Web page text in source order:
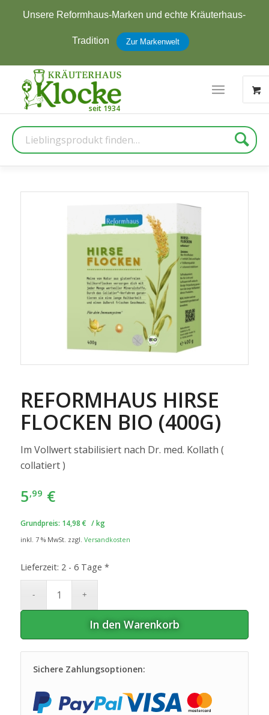
Unsere Reformhaus-Marken und echte Kräuterhaus-
Tradition Zur Markenwelt
Suche
REFORMHAUS HIRSE
FLOCKEN BIO (400G)
Im Vollwert stabilisiert nach Dr. med. Kollath (
collatiert )
5,99 €
Grundpreis: 14,98 € /kg
inkl. 7 % MwSt. zzgl. Versandkosten
Lieferzeit: 2 - 6 Tage *
In den Warenkorb
Sichere Zahlungsoptionen: